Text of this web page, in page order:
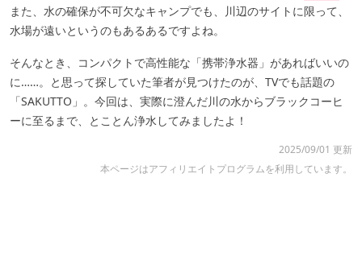
また、水の確保が不可欠なキャンプでも、川辺のサイトに限って、
水場が遠いというのもあるあるですよね。
そんなとき、コンパクトで高性能な「携帯浄水器」があればいいの
に……。と思って探していた筆者が見つけたのが、TVでも話題の
「SAKUTTO」。今回は、実際に澄んだ川の水からブラックコーヒ
ーに至るまで、とことん浄水してみましたよ！
2025/09/01 更新
本ページはアフィリエイトプログラムを利用しています。